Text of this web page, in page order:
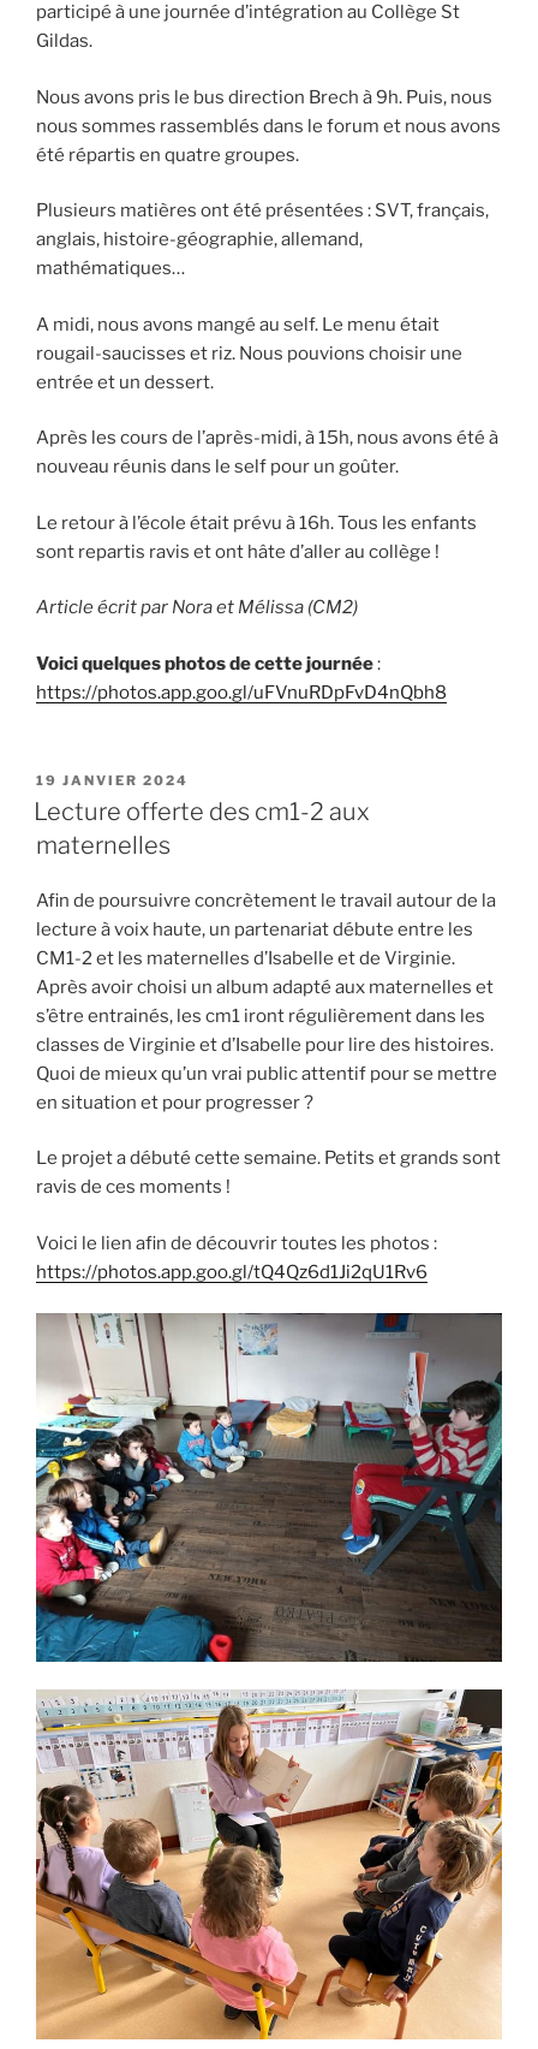
participé à une journée d’intégration au Collège St
Gildas.
Nous avons pris le bus direction Brech à 9h. Puis, nous
nous sommes rassemblés dans le forum et nous avons
été répartis en quatre groupes.
Plusieurs matières ont été présentées : SVT, français,
anglais, histoire-géographie, allemand,
mathématiques…
A midi, nous avons mangé au self. Le menu était
rougail-saucisses et riz. Nous pouvions choisir une
entrée et un dessert.
Après les cours de l’après-midi, à 15h, nous avons été à
nouveau réunis dans le self pour un goûter.
Le retour à l’école était prévu à 16h. Tous les enfants
sont repartis ravis et ont hâte d’aller au collège !
Article écrit par Nora et Mélissa (CM2)
Voici quelques photos de cette journée:
https://photos.app.goo.gl/uFVnuRDpFvD4nQbh8
PUBLIÉ
LE
19 JANVIER 2024
Lecture offerte des cm1-2 aux
maternelles
Afin de poursuivre concrètement le travail autour de la
lecture à voix haute, un partenariat débute entre les
CM1-2 et les maternelles d’Isabelle et de Virginie.
Après avoir choisi un album adapté aux maternelles et
s’être entrainés, les cm1 iront régulièrement dans les
classes de Virginie et d’Isabelle pour lire des histoires.
Quoi de mieux qu’un vrai public attentif pour se mettre
en situation et pour progresser ?
Le projet a débuté cette semaine. Petits et grands sont
ravis de ces moments !
Voici le lien afin de découvrir toutes les photos :
https://photos.app.goo.gl/tQ4Qz6d1Ji2qU1Rv6